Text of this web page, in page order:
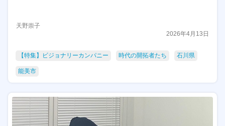
天野崇子
2026年4月13日
【特集】ビジョナリーカンパニー 時代の開拓者たち 石川県
能美市